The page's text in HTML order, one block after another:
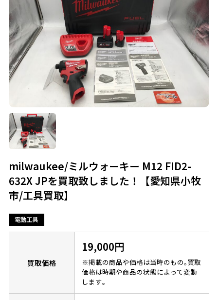
milwaukee/ミルウォーキー M12 FID2-
632X JPを買取致しました！【愛知県小牧
市/工具買取】
電動工具
買取価格
19,000円
※掲載の商品や価格は当時のもの｡買取
価格は時期や商品の状態によって変動
します｡